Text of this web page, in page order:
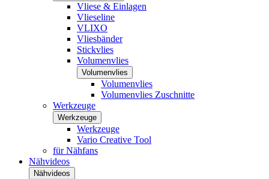
Vliese & Einlagen
Vlieseline
VLIXO
Vliesbänder
Stickvlies
Volumenvlies
Volumenvlies
Volumenvlies
Volumenvlies Zuschnitte
Werkzeuge
Werkzeuge
Werkzeuge
Vario Creative Tool
für Nähfans
Nähvideos
Nähvideos